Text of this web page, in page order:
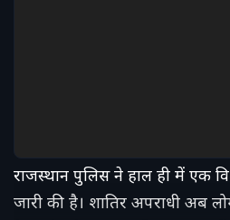
राजस्थान पुलिस ने हाल ही में एक
जारी की है। शातिर अपराधी अब